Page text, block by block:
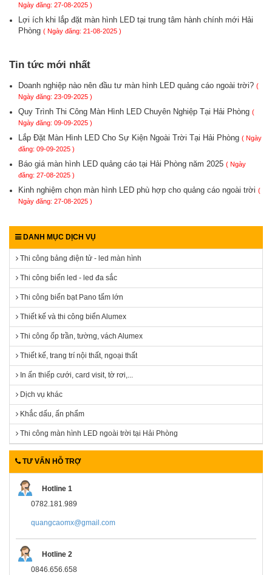
Ngày đăng: 27-08-2025 )
Lợi ích khi lắp đặt màn hình LED tại trung tâm hành chính mới Hải
Phòng ( Ngày đăng: 21-08-2025 )
Tin tức mới nhất
Doanh nghiệp nào nên đầu tư màn hình LED quảng cáo ngoài trời? (
Ngày đăng: 23-09-2025 )
Quy Trình Thi Công Màn Hình LED Chuyên Nghiệp Tại Hải Phòng (
Ngày đăng: 09-09-2025 )
Lắp Đặt Màn Hình LED Cho Sự Kiện Ngoài Trời Tại Hải Phòng ( Ngày
đăng: 09-09-2025 )
Báo giá màn hình LED quảng cáo tại Hải Phòng năm 2025 ( Ngày
đăng: 27-08-2025 )
Kinh nghiệm chọn màn hình LED phù hợp cho quảng cáo ngoài trời (
Ngày đăng: 27-08-2025 )
DANH MỤC DỊCH VỤ
Thi công bảng điện tử - led màn hình
Thi công biển led - led đa sắc
Thi công biển bạt Pano tấm lớn
Thiết kế và thi công biển Alumex
Thi công ốp trần, tường, vách Alumex
Thiết kế, trang trí nội thất, ngoại thất
In ấn thiếp cưới, card visit, tờ rơi,...
Dịch vụ khác
Khắc dấu, ấn phẩm
Thi công màn hình LED ngoài trời tại Hải Phòng
TƯ VẤN HỖ TRỢ
Hotline 1
0782.181.989
quangcaomx@gmail.com
Hotline 2
0846.656.658